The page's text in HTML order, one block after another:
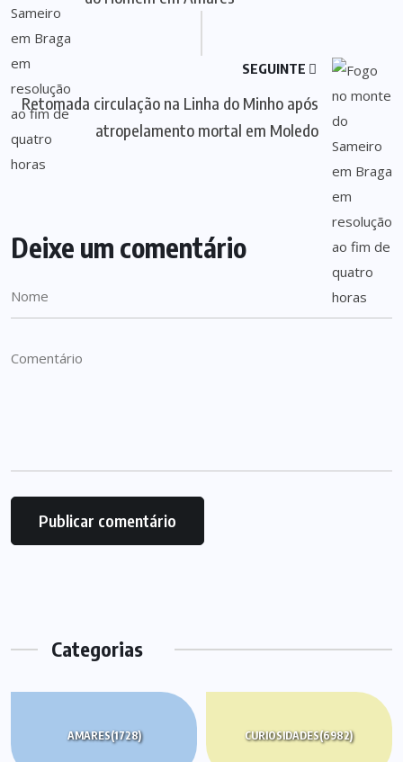
SEGUINTE
Retomada circulação na Linha do Minho após
atropelamento mortal em Moledo
Deixe um comentário
Categorias
AMARES(1728) CURIOSIDADES(6982)